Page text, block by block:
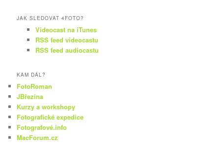
JAK SLEDOVAT 4FOTO?
Videocast na iTunes
RSS feed videocastu
RSS feed audiocastu
KAM DÁL?
FotoRoman
JBřezina
Kurzy a workshopy
Fotografické expedice
Fotografové.info
MacForum.cz